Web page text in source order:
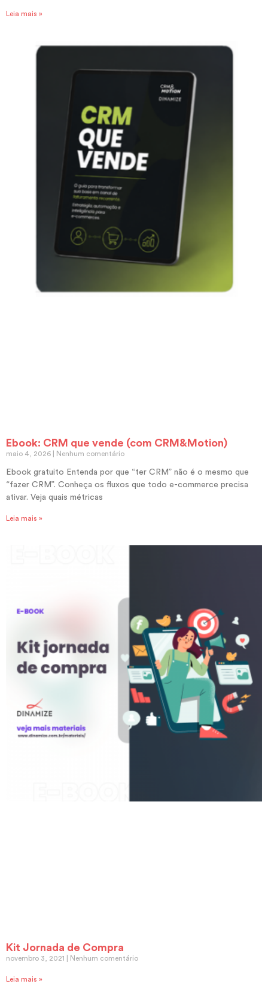
Leia mais »
Ebook: CRM que vende (com CRM&Motion)
maio 4, 2026 Nenhum comentário
Ebook gratuito Entenda por que “ter CRM” não é o mesmo que
“fazer CRM”. Conheça os fluxos que todo e-commerce precisa
ativar. Veja quais métricas
Leia mais »
Kit Jornada de Compra
novembro 3, 2021 Nenhum comentário
Leia mais »